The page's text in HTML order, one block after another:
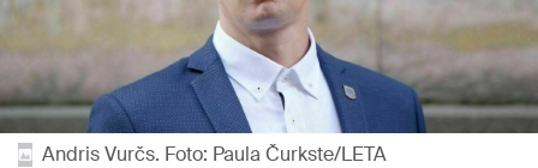
Andris Vurčs. Foto: Paula Čurkste/LETA